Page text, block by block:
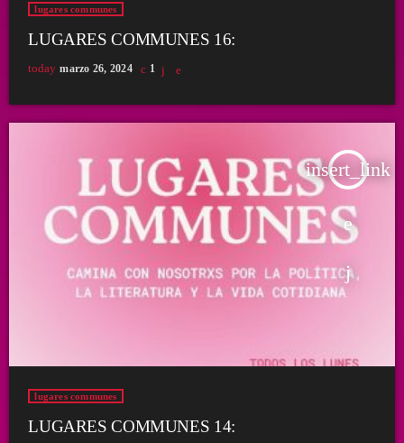
lugares communes
LUGARES COMMUNES 16:
today marzo 26, 2024 1
insert_link
lugares communes
LUGARES COMMUNES 14: